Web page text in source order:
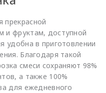
прекрасной
и фруктам, доступной
удобна в приготовлении
Благодаря такой
смеси сохраняют 98%
а также 100%
для ежедневного